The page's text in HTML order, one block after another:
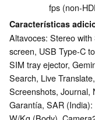
fps (non-
Características
Altavoces: Stereo
screen, USB Type-C
SIM tray ejector,
Search, Live
Screenshots, Journal,
Garantía, SAR